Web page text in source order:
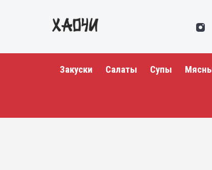
Закуски Салаты Супы